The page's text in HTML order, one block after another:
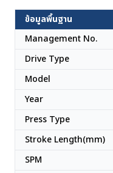
ข้อมูลพื้นฐาน
Management No.
Drive Type
Model
Year
Press Type
Stroke Length(mm)
SPM